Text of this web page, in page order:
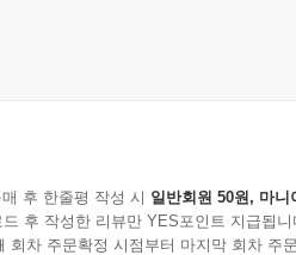
후 한줄평 작성 시 일반회원 50원, 마니
후 작성한 리뷰만 YES포인트 지급됩니
회차 주문확정 시점부터 마지막 회차 주